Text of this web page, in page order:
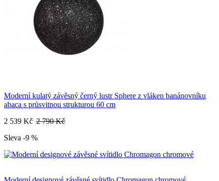
Moderní kulatý závěsný černý lustr Sphere z vláken banánovníku
abaca s průsvitnou strukturou 60 cm
2 539 Kč 2 790 Kč
Sleva -9 %